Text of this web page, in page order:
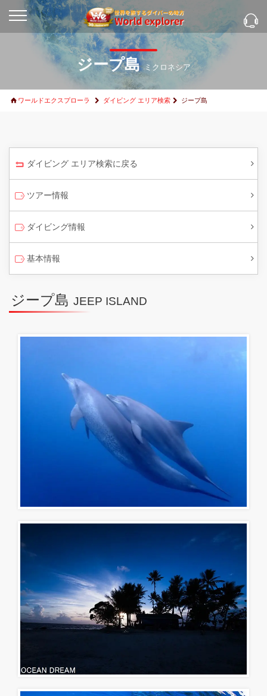
ジープ島ミクロネシア
ワールドエクスプローラ ダイビング エリア検索 ジープ島
ダイビング エリア検索に戻る
ツアー情報
ダイビング情報
基本情報
ジープ島 JEEP ISLAND